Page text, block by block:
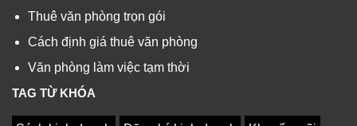
Thuê văn phòng trọn gói
Cách định giá thuê văn phòng
Văn phòng làm việc tạm thời
TAG TỪ KHÓA